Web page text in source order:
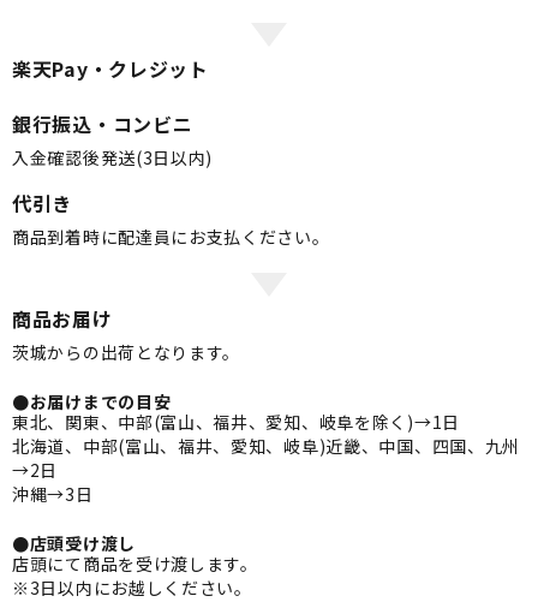
楽天Pay・クレジット
銀行振込・コンビニ
入金確認後発送(3日以内)
代引き
商品到着時に配達員にお支払ください。
商品お届け
茨城からの出荷となります。
●お届けまでの目安
東北、関東、中部(富山、福井、愛知、岐阜を除く)→1日
北海道、中部(富山、福井、愛知、岐阜)近畿、中国、四国、九州
→2日
沖縄→3日
●店頭受け渡し
店頭にて商品を受け渡します。
※3日以内にお越しください。